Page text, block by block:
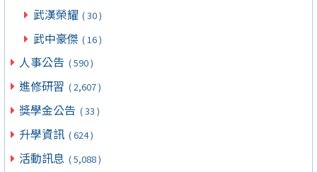
武漢榮耀 ( 30 )
武中豪傑 ( 16 )
人事公告 ( 590 )
進修研習 ( 2,607 )
獎學金公告 ( 33 )
升學資訊 ( 624 )
活動訊息 ( 5,088 )